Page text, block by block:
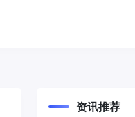
资讯推荐